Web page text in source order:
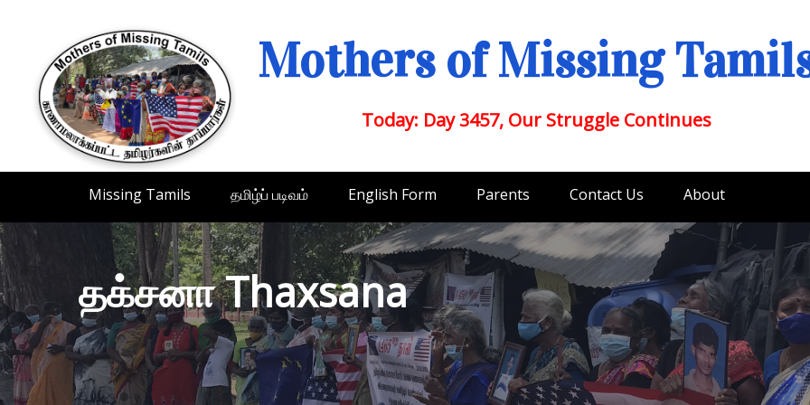
Mothers of Missing
Today: Day 3457, Our Struggle Continues
Missing Tamils தமிழ்ப் படிவம் English Form Parents Contact Us About
தக்சனா Thaxsana